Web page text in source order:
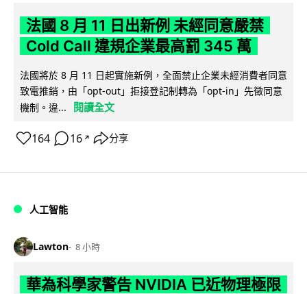
法國 8 月 11 日出新例 未經同意嚴禁
Cold Call 違規企業最高罰 345 萬
法國將於 8 月 11 日起實施新例，全面禁止企業未經消費者同意
致電推銷，由「opt-out」拒接登記制轉為「opt-in」先徵同意
機制。違...
閱讀全文
164 16 ↗ 分享
人工智能
Lawton 8 小時
華為科學家警告 NVIDIA 已近物理極限